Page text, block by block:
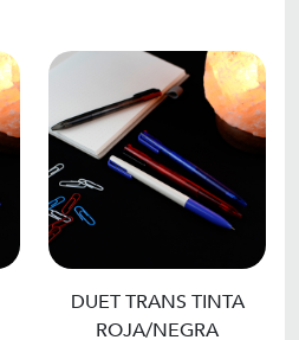
DUET TRANS TINTA
ROJA/NEGRA